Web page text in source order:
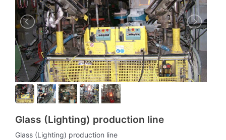
Glass (Lighting) production line
Glass (Lighting) production line